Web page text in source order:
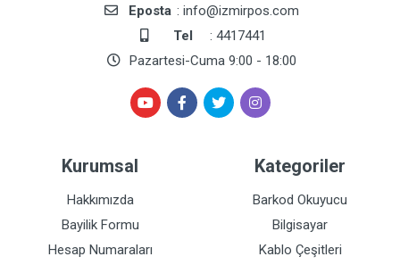
Eposta : info@izmirpos.com
Tel
: 4417441
Pazartesi-Cuma 9:00 - 18:00
Kurumsal
Hakkımızda
Bayilik Formu
Hesap Numaraları
Kategoriler
Barkod Okuyucu
Bilgisayar
Kablo Çeşitleri